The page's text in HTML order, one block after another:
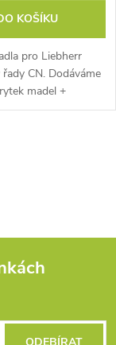
KOŠÍKU
pro Liebherr
CN. Dodáváme
madel +
8-9 let staré